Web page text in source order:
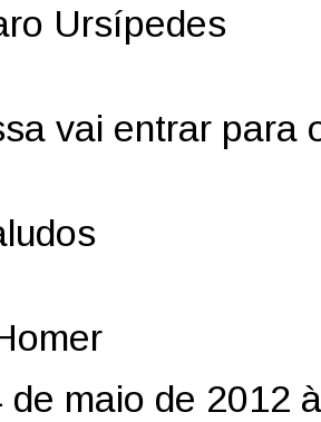
Ursípedes
vai entrar para
de maio de 2012